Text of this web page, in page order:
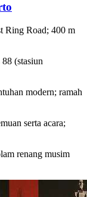
Ring Road; 400 m
(stasiun
modern; ramah
serta acara;
renang musim